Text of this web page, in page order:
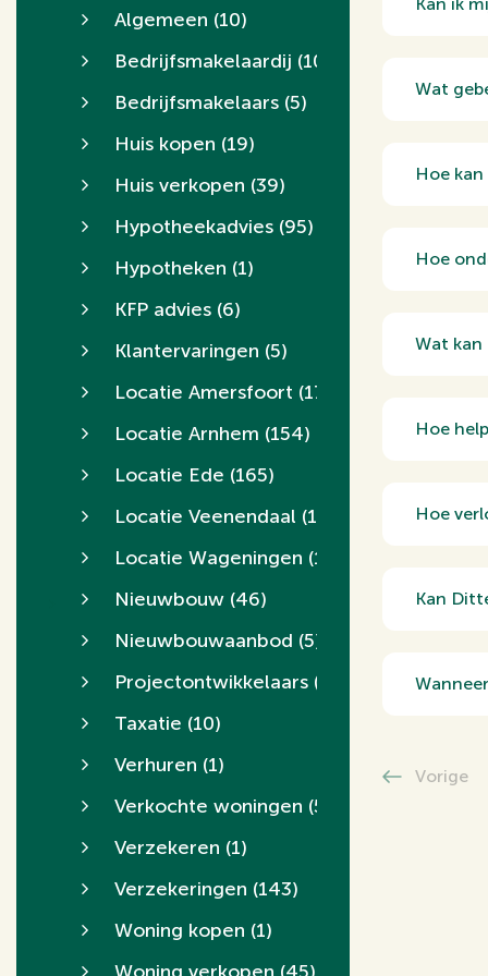
Algemeen (10)
Bedrijfsmakelaardij (10)
Bedrijfsmakelaars (5)
Huis kopen (19)
Huis verkopen (39)
Hypotheekadvies (95)
Hypotheken (1)
KFP advies (6)
Klantervaringen (5)
Locatie Amersfoort (170)
Locatie Arnhem (154)
Locatie Ede (165)
Locatie Veenendaal (155)
Locatie Wageningen (165)
Nieuwbouw (46)
Nieuwbouwaanbod (5)
Projectontwikkelaars (5)
Taxatie (10)
Verhuren (1)
Verkochte woningen (5)
Verzekeren (1)
Verzekeringen (143)
Woning kopen (1)
Wat
Hoe
het
Hoe
dat je
Wat kan
Hoe
Hoe
project
Kan
wensen
Vorige